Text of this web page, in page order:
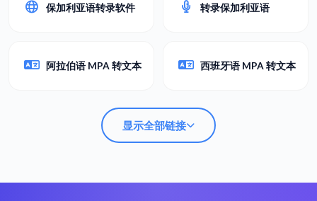
保加利亚语转录软件 转录保加利亚语
阿拉伯语 MPA 转文本 西班牙语 MPA 转文本
显示全部链接